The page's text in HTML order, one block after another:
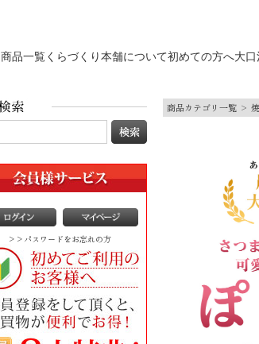
商品一覧くらづくり本舗について初めての方へ大口
>>パスワードをお忘れの方
商品カテゴリ一覧